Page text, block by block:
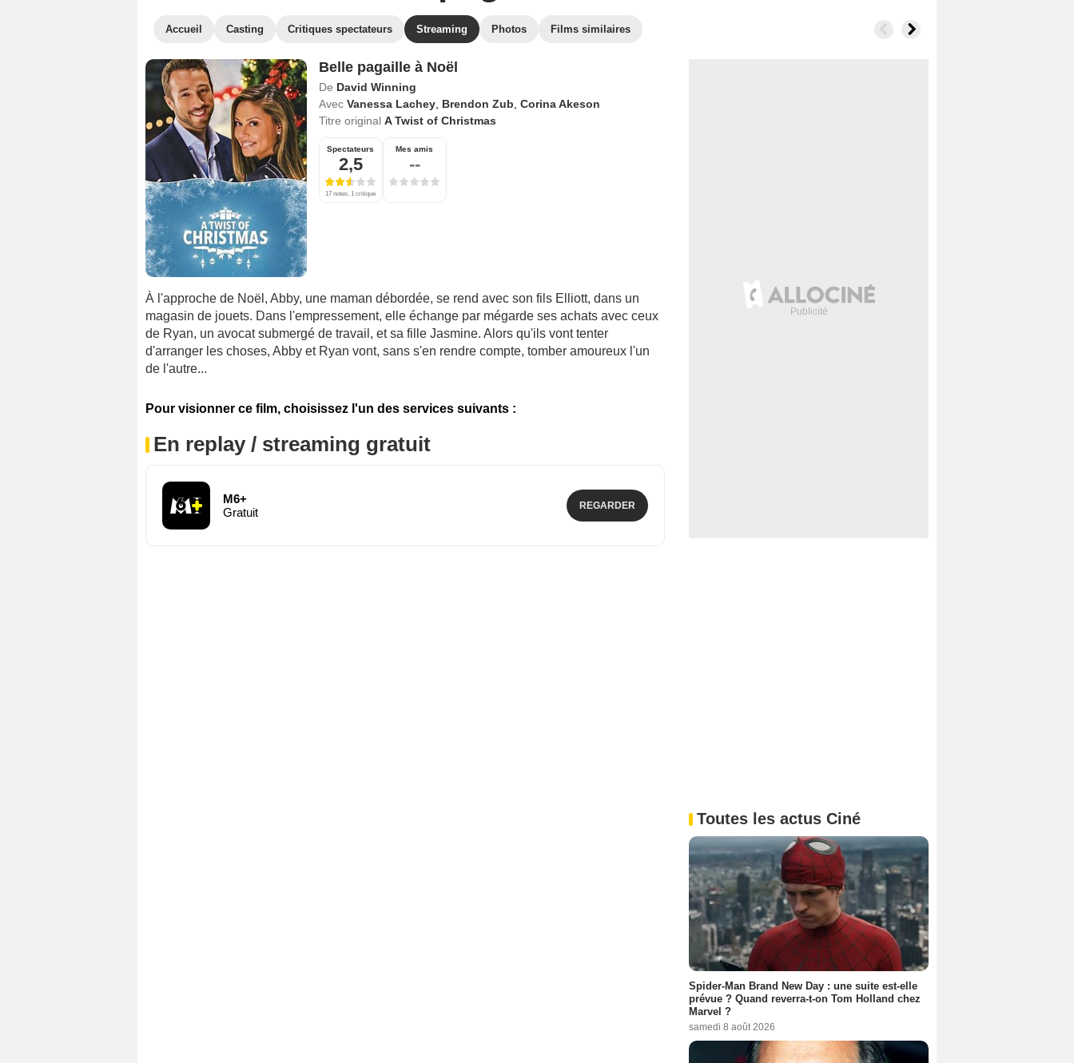
Accueil Casting Critiques spectateurs Streaming Photos Films similaires
Belle pagaille à Noël
De David Winning
Avec Vanessa Lachey, Brendon Zub Corina Akeson
Titre original A Twist of Christmas
Spectateurs
2,5
17 notes, 1 critique
Mes amis
--
À l'approche de Noël, Abby, une maman débordée, se rend avec son fils Elliott, dans un
magasin de jouets. Dans l'empressement, elle échange par mégarde ses achats avec ceux
de Ryan, un avocat submergé de travail, et sa fille Jasmine. Alors qu'ils vont tenter
d'arranger les choses, Abby et Ryan vont, sans s'en rendre compte, tomber amoureux l'un
de l'autre...
Pour visionner ce film, choisissez l'un des services suivants :
En replay / streaming gratuit
M6+
Gratuit
REGARDER
Toutes les actus Ciné
Spider-Man Brand New Day : une suite est-elle
prévue ? Quand reverra-t-on Tom Holland chez
Marvel ?
samedi 8 août 2026